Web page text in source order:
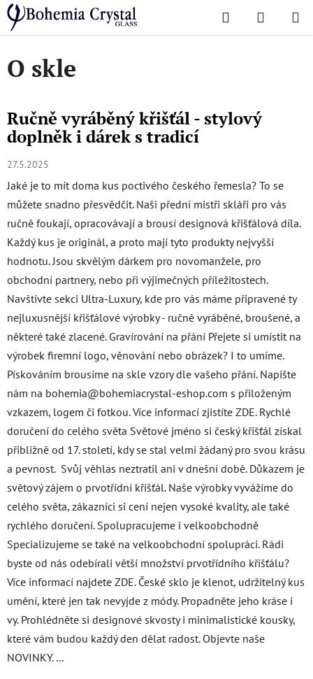
Přejít
na
obsah
Hledat
KOŠÍK
Domů
/ O skle
O skle
V
ý
p
i
s
č
l
á
n
k
ů
Ručně vyráběný křišťál - stylový
doplněk i dárek s tradicí
27.5.2025
Jaké je to mít doma kus poctivého českého řemesla? To se
můžete snadno přesvědčit. Naši přední mistři skláři pro vás
ručně foukají, opracovávají a brousí designová křišťálová díla.
Každý kus je originál, a proto mají tyto produkty nejvyšší
hodnotu. Jsou skvělým dárkem pro novomanžele, pro
obchodní partnery, nebo při výjimečných příležitostech.
Navštivte sekci Ultra-Luxury, kde pro vás máme připravené ty
nejluxusnější křišťálové výrobky - ručně vyráběné, broušené, a
některé také zlacené. Gravírování na přání Přejete si umístit na
výrobek firemní logo, věnování nebo obrázek? I to umíme.
Pískováním brousíme na skle vzory dle vašeho přání. Napište
nám na bohemia@bohemiacrystal-eshop.com s přiloženým
vzkazem, logem či fotkou. Více informací zjistíte ZDE. Rychlé
doručení do celého světa Světové jméno si český křišťál získal
přibližně od 17. století, kdy se stal velmi žádaný pro svou krásu
a pevnost. Svůj věhlas neztratil ani v dnešní době. Důkazem je
světový zájem o prvotřídní křišťál. Naše výrobky vyvážíme do
celého světa, zákazníci si cení nejen vysoké kvality, ale také
rychlého doručení. Spolupracujeme i velkoobchodně
Specializujeme se také na velkoobchodní spolupráci. Rádi
byste od nás odebírali větší množství prvotřídního křišťálu?
Více informací najdete ZDE. České sklo je klenot, udržitelný kus
umění, které jen tak nevyjde z módy. Propadněte jeho kráse i
vy. Prohlédněte si designové skvosty i minimalistické kousky,
které vám budou každý den dělat radost. Objevte naše
NOVINKY. ...